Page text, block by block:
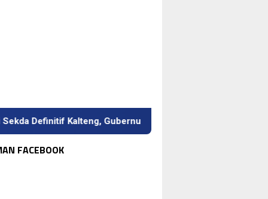
Kalteng, Gubernur Tekankan Kerja Keras dan Kolaborasi
FACEBOOK